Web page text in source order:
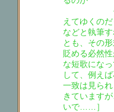
そんな
えてゆくのだ
などと執筆
とも、その
貶める必然
な短歌にな
して、例え
一致は見ら
きています
いで……］